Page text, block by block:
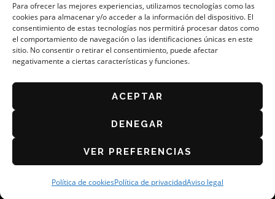
Para ofrecer las mejores experiencias, utilizamos tecnologías como las
cookies para almacenar y/o acceder a la información del dispositivo. El
consentimiento de estas tecnologías nos permitirá procesar datos como
el comportamiento de navegación o las identificaciones únicas en este
sitio. No consentir o retirar el consentimiento, puede afectar
negativamente a ciertas características y funciones.
ACEPTAR
DENEGAR
VER PREFERENCIAS
Política de cookiesPolítica de privacidadAviso legal
ORGANIZA: ASOCIACIÓN DE CAFÉS Y BARES DE
BASES DEL CONCURSO 2026